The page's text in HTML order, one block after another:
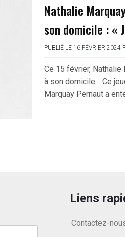
Nathalie
son domicile : «
PUBLIÉ LE16 FÉVRIER 2024
Ce 15 février, Nathalie
à son domicile… Ce
Marquay Pernaut a
Liens
Contactez-